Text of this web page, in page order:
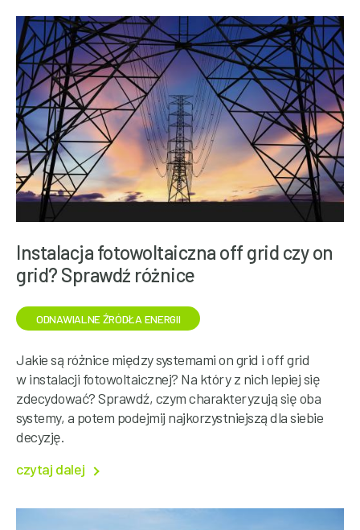
Instalacja fotowoltaiczna off grid czy on
grid? Sprawdź różnice
ODNAWIALNE ŹRÓDŁA ENERGII
Jakie są różnice między systemami on grid i off grid
w instalacji fotowoltaicznej? Na który z nich lepiej się
zdecydować? Sprawdź, czym charakteryzują się oba
systemy, a potem podejmij najkorzystniejszą dla siebie
decyzję.
czytaj dalej